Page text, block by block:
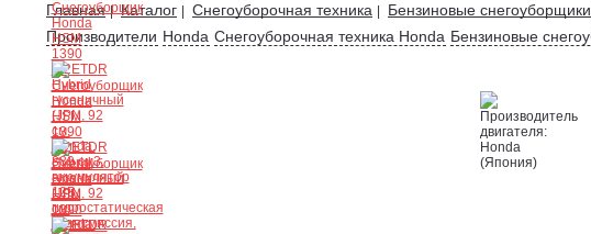
Главная|Каталог Снегоуборочная техника Бензиновые снегоуборщики
Производители Honda Снегоуборочная техника Honda Бензиновые